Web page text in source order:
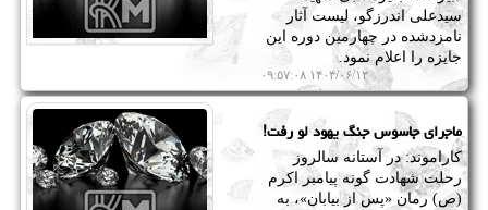
سیدعلی اندرزگو، لیست آثار
نامزدشده در چهارمین دوره این
جایزه را اعلام نمود.
۱۴۰۴/۰۶/۱۲ ۰۹:۵۷:۰۸
ماجرای جاسوس جنگ یهود لو رفت!
کاراموند: در آستانه سالروز
رحلت شهادت گونه پیامبر اکرم
(ص) رمان «پس از بیابان»، به